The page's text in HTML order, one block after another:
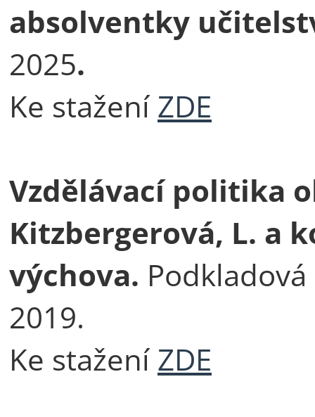
absolventky
2025.
Ke stažení ZDE
Vzdělávací politika
Kitzbergerová, L. a
výchova.
2019.
Ke staženíZDE